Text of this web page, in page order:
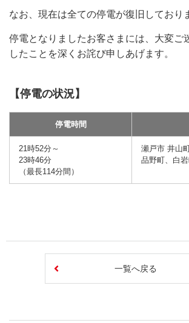
なお、現在は全ての停電が復旧しており
停電となりましたお客さまには、大変ご
したことを深くお詫び申しあげます。
【停電の状況】
停電時間
21時52分～
23時46分
（最長114分間）
瀬戸市 井山
品野町、白
一覧へ戻る